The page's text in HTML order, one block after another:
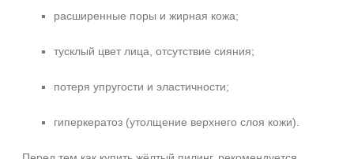
расширенные поры и жирная кожа;
тусклый цвет лица, отсутствие сияния;
потеря упругости и эластичности;
гиперкератоз (утолщение верхнего слоя кожи).